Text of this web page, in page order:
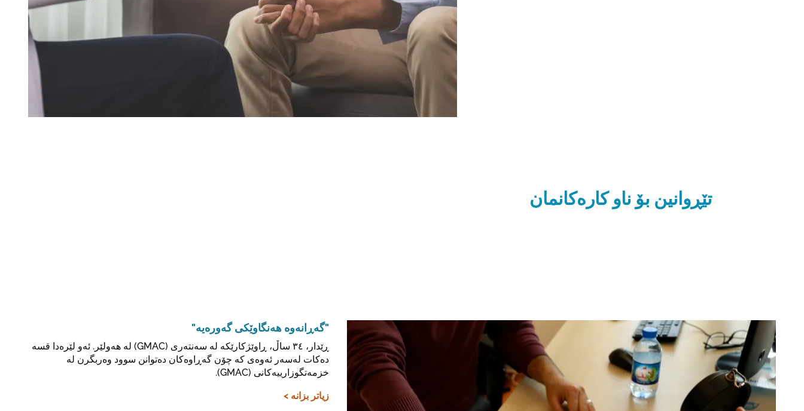
تێڕوانین بۆ ناو کارەکانمان
"گەڕانەوە هەنگاوێکی گەورەیە"
ڕێدار، ٣٤ ساڵ، ڕاوێژکارێکە لە سەنتەری (GMAC) لە هەولێر. ئەو لێرەدا قسە
دەکات لەسەر ئەوەی کە چۆن گەڕاوەکان دەتوانن سوود وەربگرن لە
خزمەتگوزارییەکانی (GMAC).
زیاتر بزانە >